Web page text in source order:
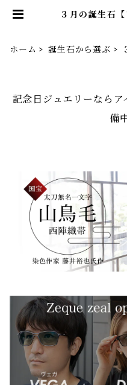
３月の誕生石
ホーム
誕生石から選ぶ
記念日ジュエリーなら
備